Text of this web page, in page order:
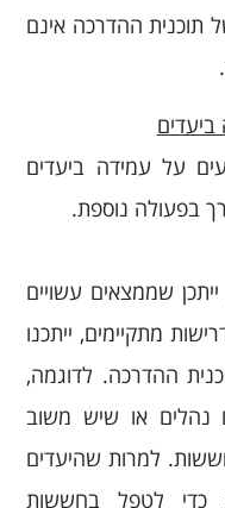
תוכנית ההדרכה אינם
על עמידה ביעדים
בפעולה נוספת.
שממצאים עשויים
מתקיימים, ייתכנו
ההדרכה. לדוגמה,
נהלים או שיש משוב
למרות שהיעדים
כדי לטפל בחששות